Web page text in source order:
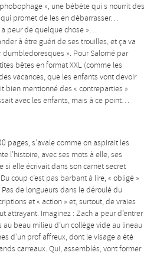
», une bébète qui s nourrit des
promet de les en débarrasser…
peur de quelque chose »…
à être guéri de ses trouilles, et ça va
». Pour Salomé par
bêtes en format XXL (comme les
vacances, que les enfants vont devoir
bien mentionné des « contreparties »
avec les enfants, mais à ce point…
pages, s’avale comme on aspirait les
l’histoire, avec ses mots à elle, ses
si elle écrivait dans son carnet secret
coup c’est pas barbant à lire, « obligé »
de longueurs dans le déroulé du
et « action » et, surtout, de vraies
attrayant. Imaginez : Zach a peur d’entrer
beau milieu d’un collège vide au lineau
d’un prof affreux, dont le visage a été
carreaux. Qui, assemblés, vont former